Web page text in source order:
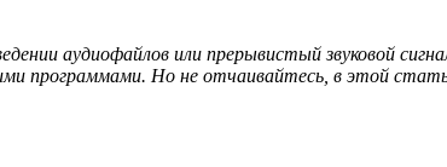
аудиофайлов или прерывистый звуковой
программами. Но не отчаивайтесь, в этой